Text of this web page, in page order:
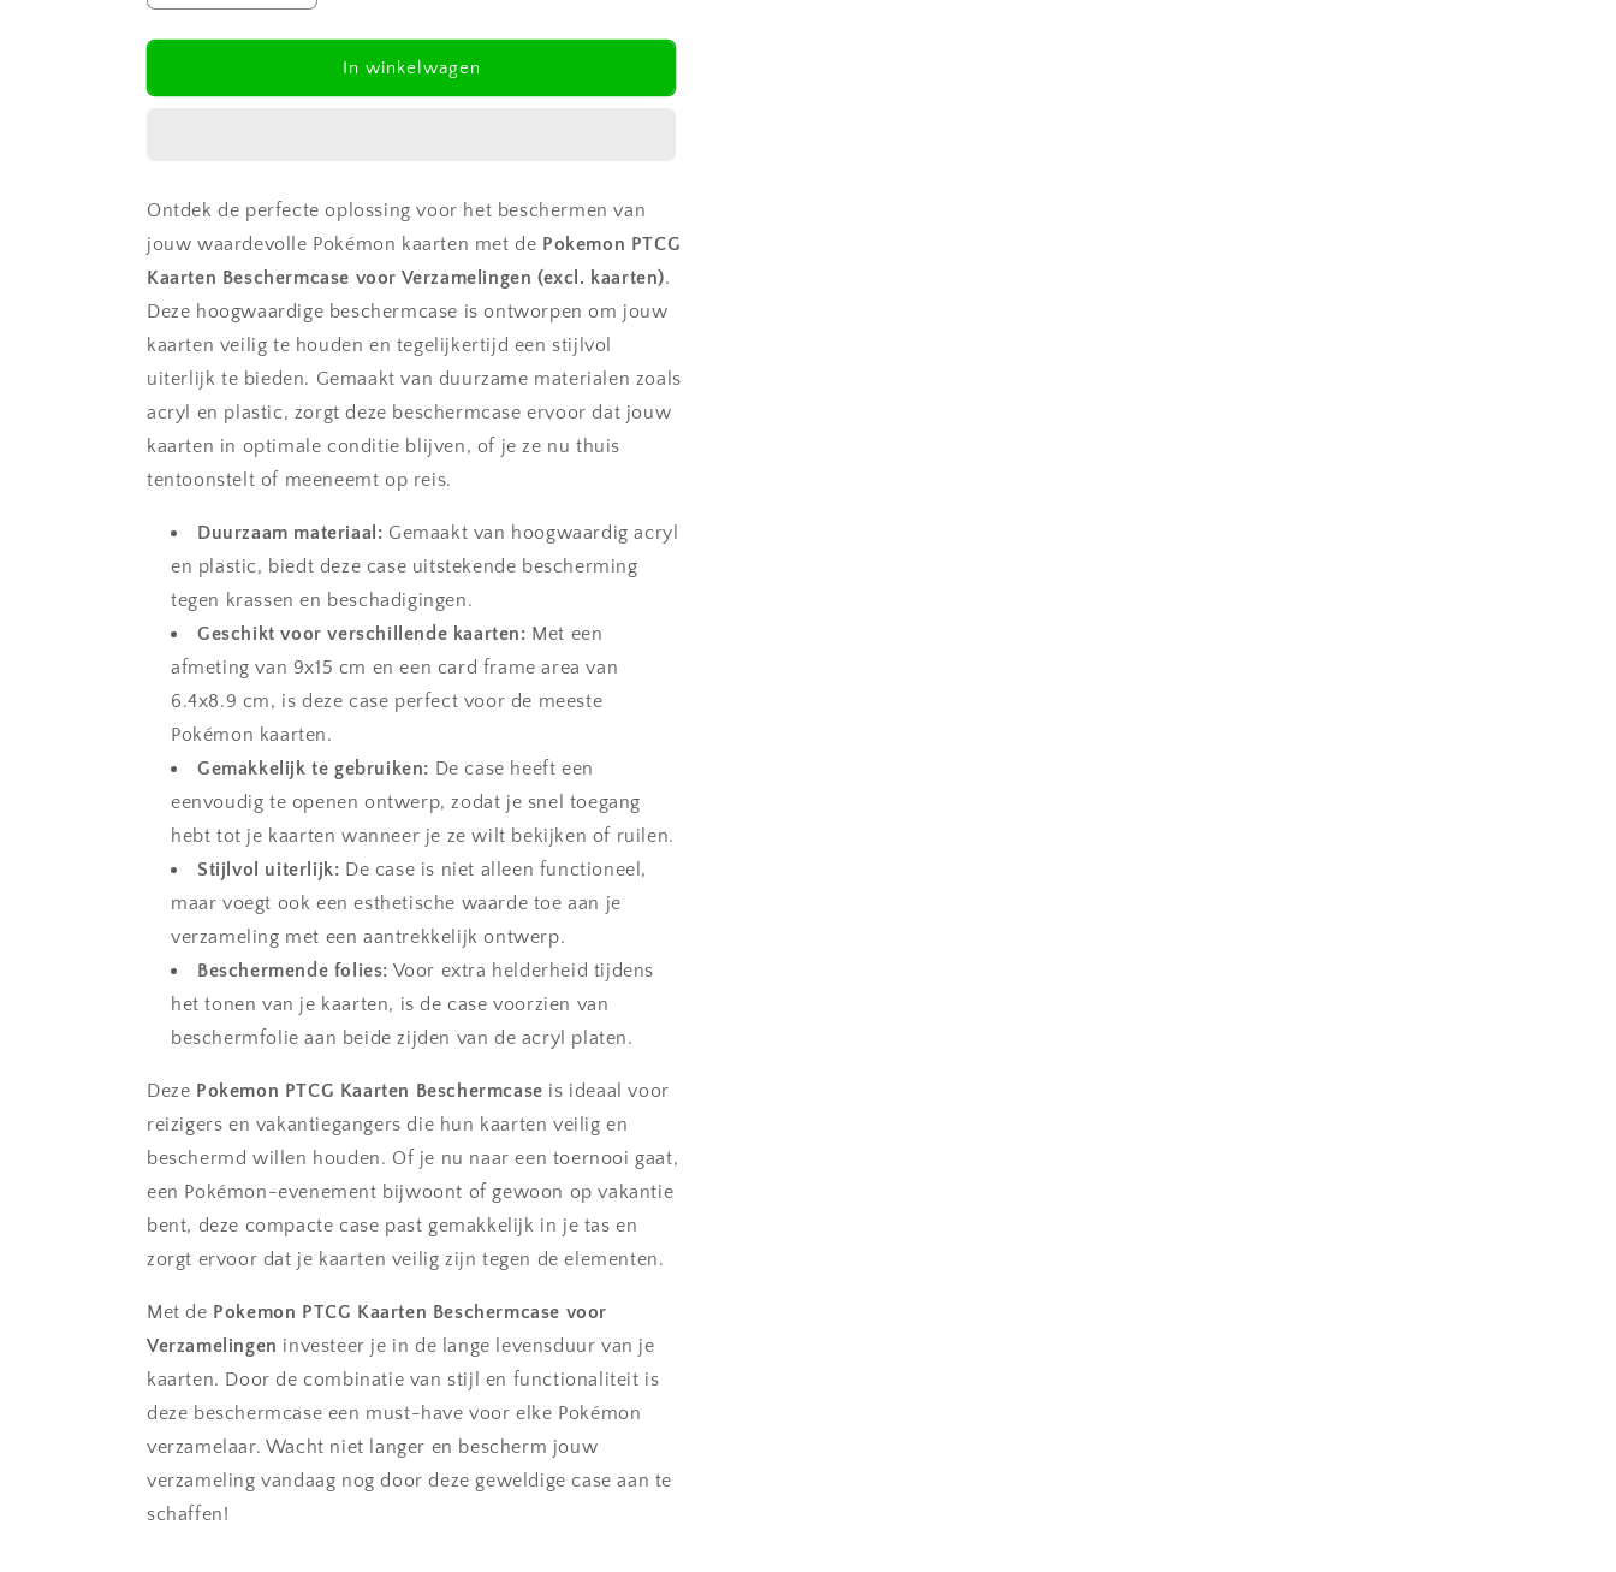
verlagen
voor
PTCG
(excl.
kaarten)
verhogen
voor
Pokemon
PTCG
(excl.
kaarten)
In winkelwagen
Ontdek de perfecte oplossing voor het beschermen van
jouw waardevolle Pokémon kaarten met de Pokemon PTCG
Kaarten Beschermcase voor Verzamelingen (excl. kaarten).
Deze hoogwaardige beschermcase is ontworpen om jouw
kaarten veilig te houden en tegelijkertijd een stijlvol
uiterlijk te bieden. Gemaakt van duurzame materialen zoals
acryl en plastic, zorgt deze beschermcase ervoor dat jouw
kaarten in optimale conditie blijven, of je ze nu thuis
tentoonstelt of meeneemt op reis.
Duurzaam materiaal: Gemaakt van hoogwaardig acryl
en plastic, biedt deze case uitstekende bescherming
tegen krassen en beschadigingen.
Geschikt voor verschillende kaarten: Met een
afmeting van 9x15 cm en een card frame area van
6.4x8.9 cm, is deze case perfect voor de meeste
Pokémon kaarten.
Gemakkelijk te gebruiken: De case heeft een
eenvoudig te openen ontwerp, zodat je snel toegang
hebt tot je kaarten wanneer je ze wilt bekijken of ruilen.
Stijlvol uiterlijk: De case is niet alleen functioneel,
maar voegt ook een esthetische waarde toe aan je
verzameling met een aantrekkelijk ontwerp.
Beschermende folies: Voor extra helderheid tijdens
het tonen van je kaarten, is de case voorzien van
beschermfolie aan beide zijden van de acryl platen.
Deze Pokemon PTCG Kaarten Beschermcase is ideaal voor
reizigers en vakantiegangers die hun kaarten veilig en
beschermd willen houden. Of je nu naar een toernooi gaat,
een Pokémon-evenement bijwoont of gewoon op vakantie
bent, deze compacte case past gemakkelijk in je tas en
zorgt ervoor dat je kaarten veilig zijn tegen de elementen.
Met de Pokemon PTCG Kaarten Beschermcase voor
Verzamelingen investeer je in de lange levensduur van je
kaarten. Door de combinatie van stijl en functionaliteit is
deze beschermcase een must-have voor elke Pokémon
verzamelaar. Wacht niet langer en bescherm jouw
verzameling vandaag nog door deze geweldige case aan te
schaffen!